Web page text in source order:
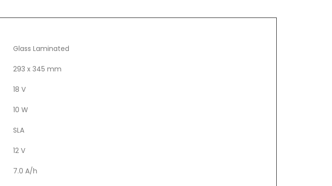
Glass Laminated
293 x 345 mm
18 V
10 W
SLA
12 V
7.0 A/h